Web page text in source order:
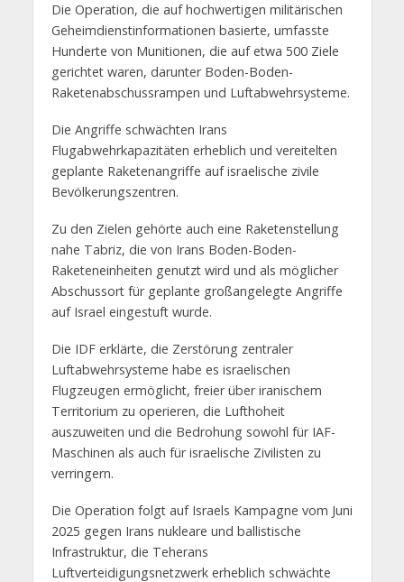
Die Operation, die auf hochwertigen militärischen
Geheimdienstinformationen basierte, umfasste
Hunderte von Munitionen, die auf etwa 500 Ziele
gerichtet waren, darunter Boden-Boden-
Raketenabschussrampen und Luftabwehrsysteme.
Die Angriffe schwächten Irans
Flugabwehrkapazitäten erheblich und vereitelten
geplante Raketenangriffe auf israelische zivile
Bevölkerungszentren.
Zu den Zielen gehörte auch eine Raketenstellung
nahe Tabriz, die von Irans Boden-Boden-
Raketeneinheiten genutzt wird und als möglicher
Abschussort für geplante großangelegte Angriffe
auf Israel eingestuft wurde.
Die IDF erklärte, die Zerstörung zentraler
Luftabwehrsysteme habe es israelischen
Flugzeugen ermöglicht, freier über iranischem
Territorium zu operieren, die Lufthoheit
auszuweiten und die Bedrohung sowohl für IAF-
Maschinen als auch für israelische Zivilisten zu
verringern.
Die Operation folgt auf Israels Kampagne vom Juni
2025 gegen Irans nukleare und ballistische
Infrastruktur, die Teherans
Luftverteidigungsnetzwerk erheblich schwächte